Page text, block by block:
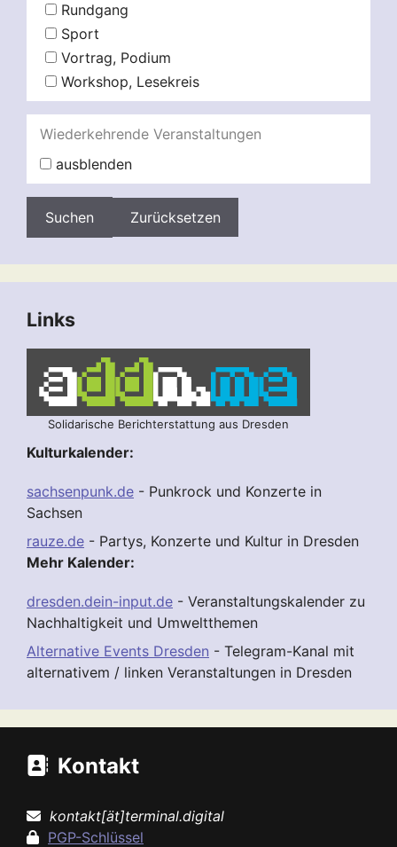
Rundgang
Sport
Vortrag, Podium
Workshop, Lesekreis
Wiederkehrende Veranstaltungen
ausblenden
Zurücksetzen
Links
Solidarische Berichterstattung aus Dresden
Kulturkalender:
sachsenpunk.de - Punkrock und Konzerte in
Sachsen
rauze.de - Partys, Konzerte und Kultur in Dresden
Mehr Kalender:
dresden.dein-input.de - Veranstaltungskalender zu
Nachhaltigkeit und Umweltthemen
Alternative Events Dresden - Telegram-Kanal mit
alternativem / linken Veranstaltungen in Dresden
Kontakt
kontakt[ät]terminal.digital
PGP-Schlüssel